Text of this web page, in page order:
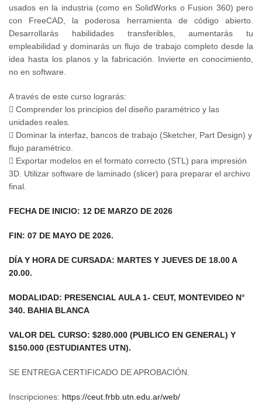
usados en la industria (como en SolidWorks o Fusion 360) pero
con FreeCAD, la poderosa herramienta de código abierto.
Desarrollarás habilidades transferibles, aumentarás tu
empleabilidad y dominarás un flujo de trabajo completo desde la
idea hasta los planos y la fabricación. Invierte en conocimiento,
no en software.
A través de este curso lograrás:
 Comprender los principios del diseño paramétrico y las
unidades reales.
 Dominar la interfaz, bancos de trabajo (Sketcher, Part Design) y
flujo paramétrico.
 Exportar modelos en el formato correcto (STL) para impresión
3D. Utilizar software de laminado (slicer) para preparar el archivo
final.
FECHA DE INICIO: 12 DE MARZO DE 2026
FIN: 07 DE MAYO DE 2026.
DÍA Y HORA DE CURSADA: MARTES Y JUEVES DE 18.00 A
20.00.
MODALIDAD: PRESENCIAL AULA 1- CEUT, MONTEVIDEO N°
340. BAHIA BLANCA
VALOR DEL CURSO: $280.000 (PUBLICO EN GENERAL) Y
$150.000 (ESTUDIANTES UTN).
SE ENTREGA CERTIFICADO DE APROBACIÓN.
Inscripciones: https://ceut.frbb.utn.edu.ar/web/